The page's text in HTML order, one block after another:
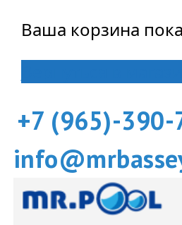
Ваша корзина
+7 (965)-